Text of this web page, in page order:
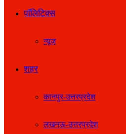
पॉलिटिक्स
न्यूज़
शहर
कानपुर-उत्तरप्रदेश
लखनऊ-उत्तरप्रदेश